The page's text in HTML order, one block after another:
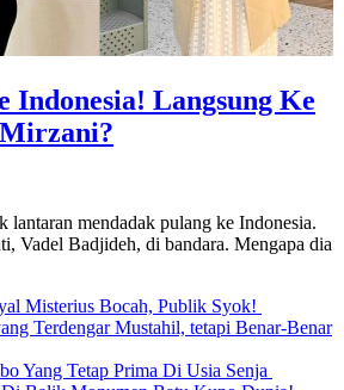
Indonesia! Langsung Ke
mendadak pulang ke Indonesia.
Vadel Badjideh, di bandara. Mengapa dia
Misterius Bocah, Publik Syok!
Terdengar Mustahil, tetapi Benar-Benar
Yang Tetap Prima Di Usia Senja